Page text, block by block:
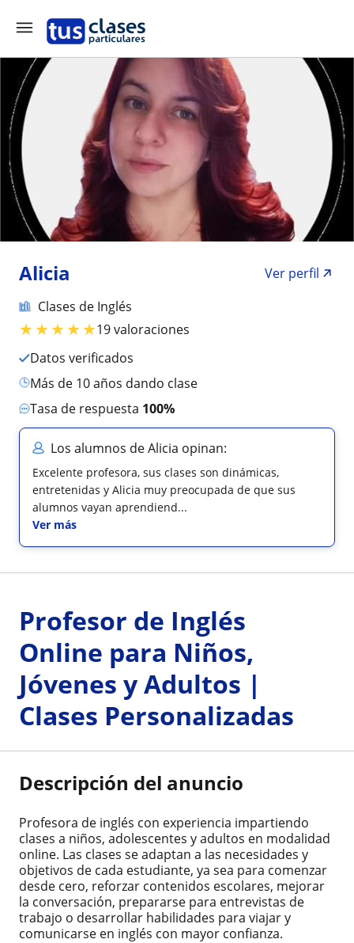
Alicia
Ver perfil
Clases de Inglés
★★★★★19 valoraciones
Datos verificados
más de 10 años dando clase
Tasa de respuesta 100%
Los alumnos de Alicia opinan:
Excelente profesora, sus clases son dinámicas,
entretenidas y Alicia muy preocupada de que sus
alumnos vayan aprendiend...
Ver más
Profesor de Inglés
Online para Niños,
Jóvenes y Adultos |
Clases Personalizadas
Descripción del anuncio
Profesora de inglés con experiencia impartiendo
clases a niños, adolescentes y adultos en modalidad
online. Las clases se adaptan a las necesidades y
objetivos de cada estudiante, ya sea para comenzar
desde cero, reforzar contenidos escolares, mejorar
la conversación, prepararse para entrevistas de
trabajo o desarrollar habilidades para viajar y
comunicarse en inglés con mayor confianza.